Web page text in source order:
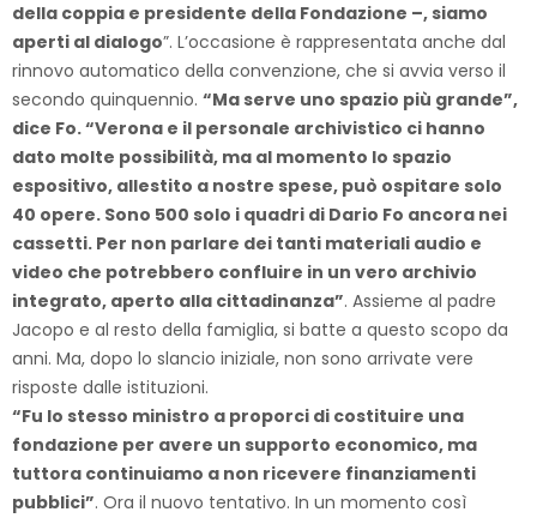
della coppia e presidente della Fondazione –, siamo
aperti al dialogo”. L’occasione è rappresentata anche dal
rinnovo automatico della convenzione, che si avvia verso il
secondo quinquennio. “Ma serve uno spazio più grande”,
dice Fo. “Verona e il personale archivistico ci hanno
dato molte possibilità, ma al momento lo spazio
espositivo, allestito a nostre spese, può ospitare solo
40 opere. Sono 500 solo i quadri di Dario Fo ancora nei
cassetti. Per non parlare dei tanti materiali audio e
video che potrebbero confluire in un vero archivio
integrato, aperto alla cittadinanza”. Assieme al padre
Jacopo e al resto della famiglia, si batte a questo scopo da
anni. Ma, dopo lo slancio iniziale, non sono arrivate vere
risposte dalle istituzioni.
“Fu lo stesso ministro a proporci di costituire una
fondazione per avere un supporto economico, ma
tuttora continuiamo a non ricevere finanziamenti
pubblici”. Ora il nuovo tentativo. In un momento così